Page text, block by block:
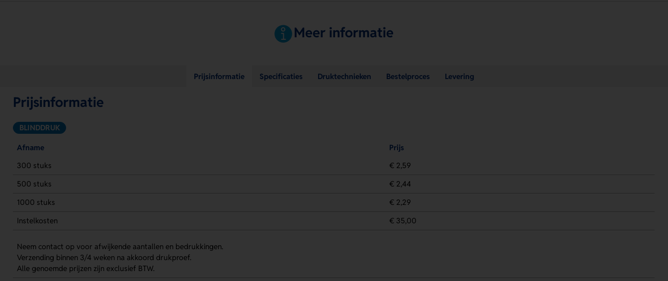
Meer informatie
Prijsinformatie Specificaties Druktechnieken Bestelproces Levering
Prijsinformatie
BLINDDRUK
Afname
Prijs
300 stuks
€ 2,59
500 stuks
€ 2,44
1000 stuks
€ 2,29
Instelkosten
€ 35,00
Neem contact op voor afwijkende aantallen en bedrukkingen.
Verzending binnen 3/4 weken na akkoord drukproef.
Alle genoemde prijzen zijn exclusief BTW.